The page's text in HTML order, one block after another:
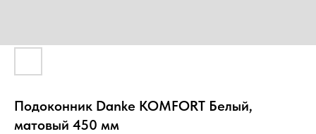
Подоконник Danke KOMFORT Белый,
матовый 450 мм